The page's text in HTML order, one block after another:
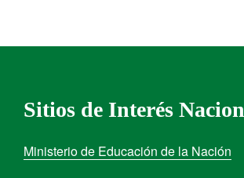
Sitios de Interés
Ministerio de Educación de la Nación